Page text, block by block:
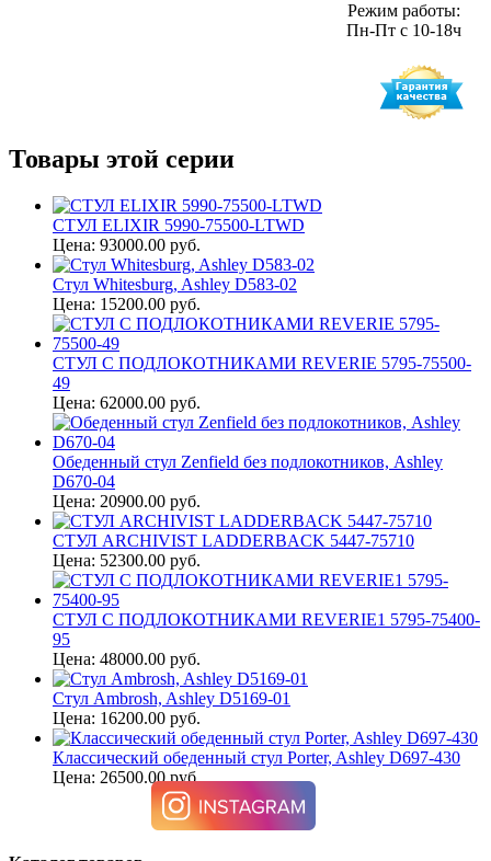
Режим работы:
Пн-Пт с 10-18ч
Товары этой серии
СТУЛ ELIXIR 5990-75500-LTWD
Цена: 93000.00 руб.
Стул Whitesburg, Ashley D583-02
Цена: 15200.00 руб.
СТУЛ С ПОДЛОКОТНИКАМИ REVERIE 5795-75500-
49
Цена: 62000.00 руб.
Обеденный стул Zenfield без подлокотников, Ashley
D670-04
Цена: 20900.00 руб.
СТУЛ ARCHIVIST LADDERBACK 5447-75710
Цена: 52300.00 руб.
СТУЛ С ПОДЛОКОТНИКАМИ REVERIE1 5795-75400-
95
Цена: 48000.00 руб.
Стул Ambrosh, Ashley D5169-01
Цена: 16200.00 руб.
Классический обеденный стул Porter, Ashley D697-430
Цена: 26500.00 руб.